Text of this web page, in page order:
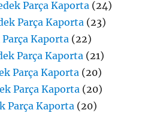
Parça Kaporta (24)
Parça Kaporta (23)
Parça Kaporta (22)
Parça Kaporta (21)
Parça Kaporta (20)
Parça Kaporta (20)
Parça Kaporta (20)